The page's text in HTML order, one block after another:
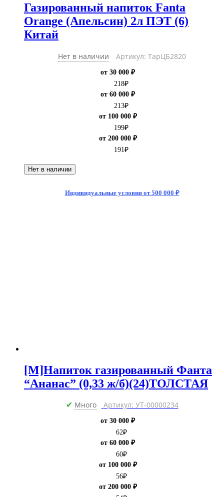
Газированный напиток Fanta
Orange (Апельсин) 2л ПЭТ (6)
Китай
Нет в наличии Артикул: ТарЦБ2820
от 30 000 ₽
218₽
от 60 000 ₽
213₽
от 100 000 ₽
199₽
от 200 000 ₽
191₽
Нет в наличии
Индивидуальные условия от 500 000 ₽
[M]Напиток газированный Фанта
“Ананас” (0,33 ж/б)(24)ТОЛСТАЯ
✔ Много Артикул: УТ-00000234
от 30 000 ₽
62₽
от 60 000 ₽
60₽
от 100 000 ₽
56₽
от 200 000 ₽